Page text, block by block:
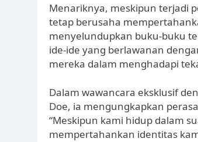
Menariknya, meskipun terjadi
tetap berusaha
menyelundupkan buku-buku
ide-ide yang berlawanan
mereka dalam menghadapi
Dalam wawancara eksklusif
Doe, ia mengungkapkan
“Meskipun kami hidup dalam
mempertahankan identitas